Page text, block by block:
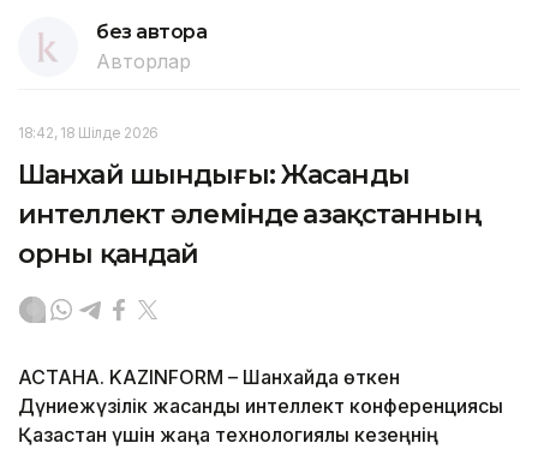
без автора
Авторлар
18:42, 18 Шілде 2026
Шанхай шындығы: Жасанды
интеллект әлемінде Қазақстанның
орны қандай
АСТАНА. KAZINFORM – Шанхайда өткен
Дүниежүзілік жасанды интеллект конференциясы
Қазақстан үшін жаңа технологиялық кезеңнің